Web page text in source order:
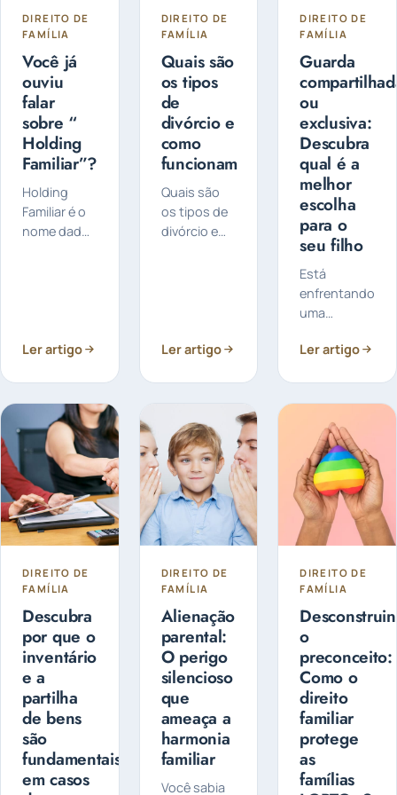
DIREITO DE
FAMÍLIA
Você já
ouviu
falar
sobre “
Holding
Familiar”?
Holding
Familiar é o
nome dado
para
administrá-
lo, de forma
a fazer o
planejamento
sucessório.
Ler artigo
DIREITO DE
FAMÍLIA
Quais são
os tipos
de
divórcio e
como
funcionam
Quais são
os tipos de
divórcio e
forma
extrajudicial
Ler artigo
DIREITO DE
FAMÍLIA
Guarda
ou
exclusiva:
Descubra
qual é a
melhor
escolha
para o
seu filho
Está
enfrentando
uma
preocupado
Entenda as
diferenças
entre
Guarda
Compartilhada
ou Guarda
Exclusiva
Ler artigo
DIREITO DE
FAMÍLIA
Descubra
por que o
inventário
e a
partilha
de bens
são
fundamentais
em casos
DIREITO DE
FAMÍLIA
Alienação
parental:
O perigo
silencioso
que
ameaça a
harmonia
familiar
Você sabia
DIREITO DE
FAMÍLIA
o
preconceito:
Como o
direito
familiar
protege
as
famílias